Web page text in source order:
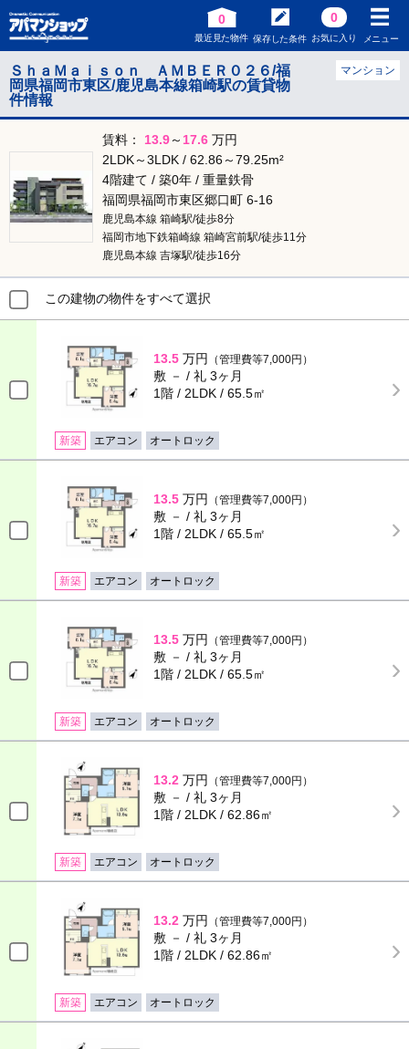
0
最近見た物件 保存した条件
0
お気に入り メニュー
ＳｈａＭａｉｓｏｎ ＡＭＢＥＲ０２６/福
岡県福岡市東区/鹿児島本線箱崎駅の賃貸物
件情報
マンション
賃料： 13.9～ 17.6 万円
2LDK～3LDK / 62.86～79.25m²
4階建て / 築0年 / 重量鉄骨
福岡県福岡市東区郷口町 6-16
鹿児島本線 箱崎駅/徒歩8分
福岡市地下鉄箱崎線 箱崎宮前駅/徒歩11分
鹿児島本線 吉塚駅/徒歩16分
この建物の物件をすべて選択
13.5 万円 （管理費等7,000円）
敷 － / 礼 3ヶ月
1階 / 2LDK / 65.5㎡
新築 エアコン オートロック
13.5 万円 （管理費等7,000円）
敷 － / 礼 3ヶ月
1階 / 2LDK / 65.5㎡
新築 エアコン オートロック
13.5 万円 （管理費等7,000円）
敷 － / 礼 3ヶ月
1階 / 2LDK / 65.5㎡
新築 エアコン オートロック
13.2 万円 （管理費等7,000円）
敷 － / 礼 3ヶ月
1階 / 2LDK / 62.86㎡
新築 エアコン オートロック
13.2 万円 （管理費等7,000円）
敷 － / 礼 3ヶ月
1階 / 2LDK / 62.86㎡
新築 エアコン オートロック